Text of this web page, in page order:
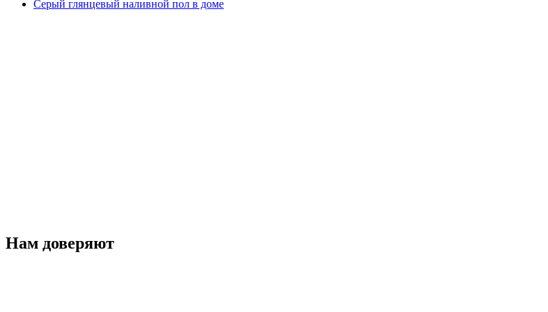
Серый глянцевый наливной пол в доме
Нам доверяют